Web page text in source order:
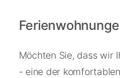
Möchten Sie, dass wir
- eine der